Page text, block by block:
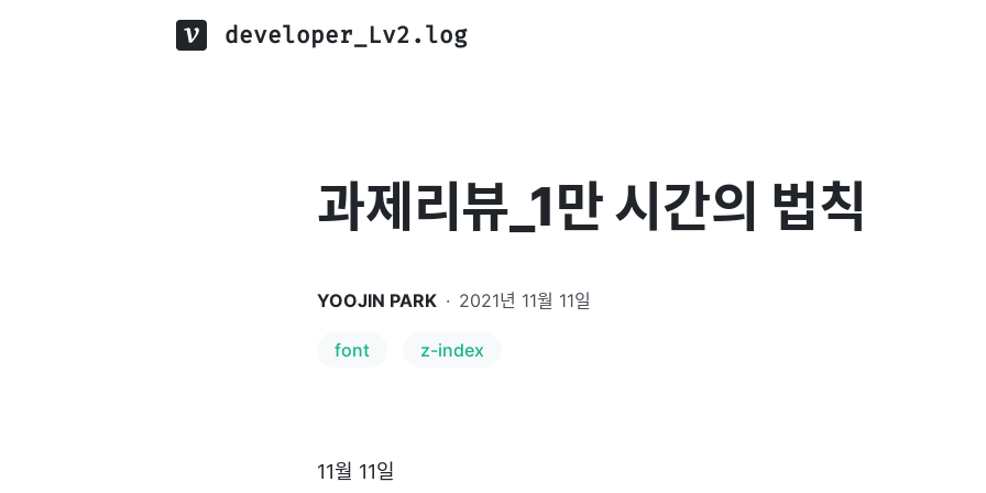
developer_Lv2.log
과제리뷰_1만 시간의 법칙
YOOJIN PARK · 2021년 11월 11일
font z-index
11월 11일